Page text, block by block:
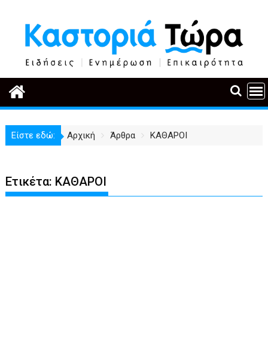
περιεχόμενο
Είστε εδώ: Αρχική Άρθρα ΚΑΘΑΡΟΙ
Ετικέτα: ΚΑΘΑΡΟΙ